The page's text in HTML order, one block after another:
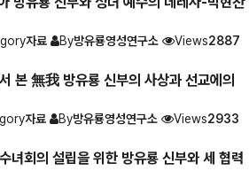
자료 By방유룡영성연구소 Views2887
본 無我 방유룡 신부의 사상과 선교에의
자료 By방유룡영성연구소 Views2933
녀회의 설립을 위한 방유룡 신부와 세 협력